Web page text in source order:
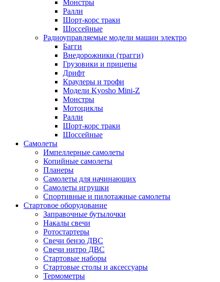
Монстры
Ралли
Шорт-корс траки
Шоссейные
Радиоуправляемые модели машин электро
Багги
Внедорожники (трагги)
Грузовики и прицепы
Дрифт
Краулеры и трофи
Модели Kyosho Mini-Z
Монстры
Мотоциклы
Ралли
Шорт-корс траки
Шоссейные
Самолеты
Импеллерные самолеты
Копийные самолеты
Планеры
Самолеты для начинающих
Самолеты игрушки
Спортивные и пилотажные самолеты
Стартовое оборудование
Заправочные бутылочки
Накалы свечи
Ротостартеры
Свечи бензо ДВС
Свечи нитро ДВС
Стартовые наборы
Стартовые столы и аксессуары
Термометры